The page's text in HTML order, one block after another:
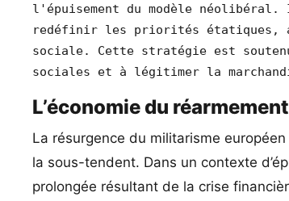
l'épuisement du modèle
redéfinir les priorités étatiques,
sociale. Cette stratégie est
sociales et à légitimer la
L’économie du
La résurgence du militarisme
la sous-tendent. Dans un contexte
prolongée résultant de la crise